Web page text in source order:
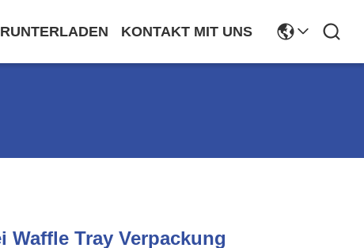
KONTAKT MIT UNS
Waffle Tray Verpackung